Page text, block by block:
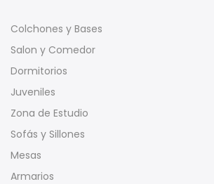
Colchones y Bases
Salon y Comedor
Dormitorios
Juveniles
Zona de Estudio
Sofás y Sillones
Mesas
Armarios